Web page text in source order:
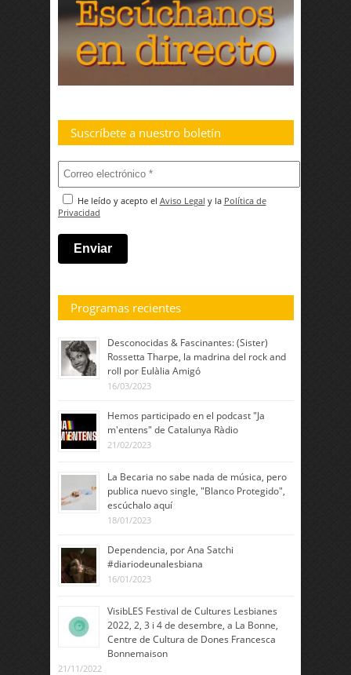
Suscríbete a nuestro boletín
He leído y acepto el Aviso Legal y la Política de
Privacidad
Programas recientes
Desconocidas & Fascinantes: (Sister)
Rossetta Tharpe, la madrina del rock and
roll por Eulàlia Amigó
16/03/2023
Hemos participado en el podcast "Ja
m'entens" de Catalunya Ràdio
21/02/2023
La Becaria no sabe nada de música, pero
publica nuevo single, "Blanco Protegido",
escúchalo aquí
18/01/2023
Dependencia, por Ana Satchi
#diariodeunalesbiana
16/01/2023
VisibLES Festival de Cultures Lesbianes
2022, 2, 3 i 4 de desembre, a La Bonne,
Centre de Cultura de Dones Francesca
Bonnemaison
21/11/2022